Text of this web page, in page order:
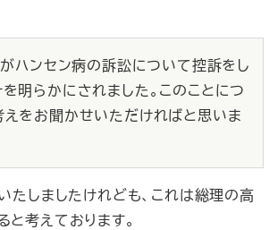
がハンセン病の訴訟について控訴をし
明らかにされました。このことにつ
をお聞かせいただければと思いま
たしましたけれども、これは総理の高
と考えております。